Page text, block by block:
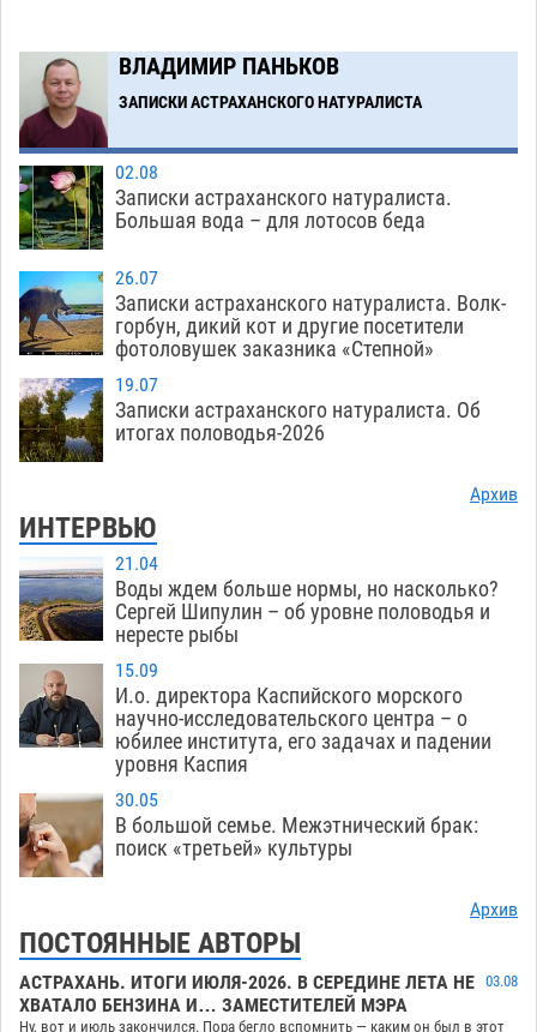
Загрузить еще
ВЛАДИМИР ПАНЬКОВ
ЗАПИСКИ АСТРАХАНСКОГО НАТУРАЛИСТА
02.08
Записки астраханского натуралиста.
Большая вода – для лотосов беда
26.07
Записки астраханского натуралиста. Волк-
горбун, дикий кот и другие посетители
фотоловушек заказника «Степной»
19.07
Записки астраханского натуралиста. Об
итогах половодья-2026
Архив
ИНТЕРВЬЮ
21.04
Воды ждем больше нормы, но насколько?
Сергей Шипулин – об уровне половодья и
нересте рыбы
15.09
И.о. директора Каспийского морского
научно-исследовательского центра – о
юбилее института, его задачах и падении
уровня Каспия
30.05
В большой семье. Межэтнический брак:
поиск «третьей» культуры
Архив
ПОСТОЯННЫЕ АВТОРЫ
АСТРАХАНЬ. ИТОГИ ИЮЛЯ-2026. В СЕРЕДИНЕ ЛЕТА НЕ
ХВАТАЛО БЕНЗИНА И… ЗАМЕСТИТЕЛЕЙ МЭРА
03.08
Ну, вот и июль закончился. Пора бегло вспомнить — каким он был в этот